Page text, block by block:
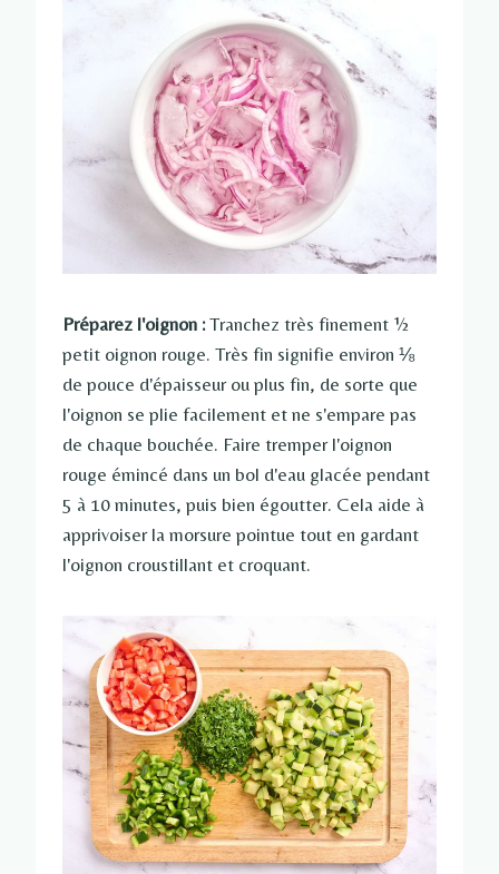
Préparez l'oignon :Tranchez très finement ½
petit oignon rouge. Très fin signifie environ ⅛
de pouce d'épaisseur ou plus fin, de sorte que
l'oignon se plie facilement et ne s'empare pas
de chaque bouchée. Faire tremper l'oignon
rouge émincé dans un bol d'eau glacée pendant
5 à 10 minutes, puis bien égoutter. Cela aide à
apprivoiser la morsure pointue tout en gardant
l'oignon croustillant et croquant.